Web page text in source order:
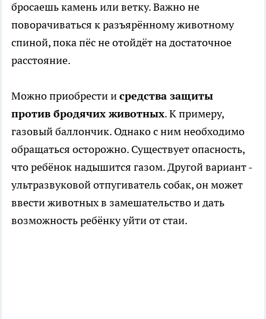
бросаешь камень или ветку. Важно не
поворачиваться к разъярённому животному
спиной, пока пёс не отойдёт на достаточное
расстояние.
Можно приобрести исредства защиты
против бродячих животных. К примеру,
газовый баллончик. Однако с ним необходимо
обращаться осторожно. Существует опасность,
что ребёнок надышится газом. Другой вариант -
ультразвуковой отпугиватель собак, он может
ввести животных в замешательство и дать
возможность ребёнку уйти от стаи.